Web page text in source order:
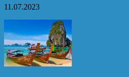
11.07.2023